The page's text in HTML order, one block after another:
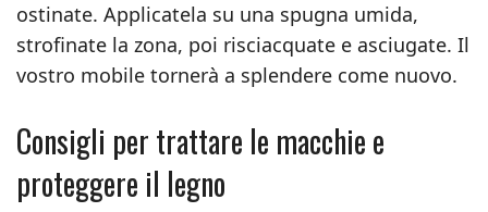
ostinate. Applicatela su una spugna umida,
strofinate la zona, poi risciacquate e asciugate. Il
vostro mobile tornerà a splendere come nuovo.
Consigli per trattare le macchie e
proteggere il legno